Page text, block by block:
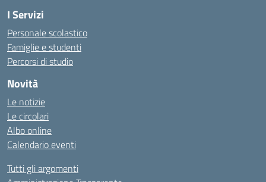
I Servizi
Personale scolastico
Famiglie e studenti
Percorsi di studio
Novità
Le notizie
Le circolari
Albo online
Calendario eventi
Tutti gli argomenti